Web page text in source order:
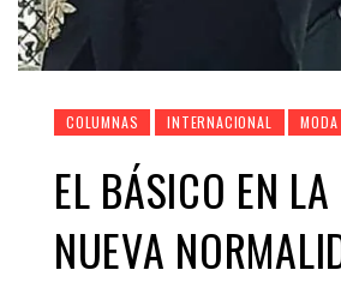
COLUMNAS INTERNACIONAL MODA
EL BÁSICO EN
NUEVA